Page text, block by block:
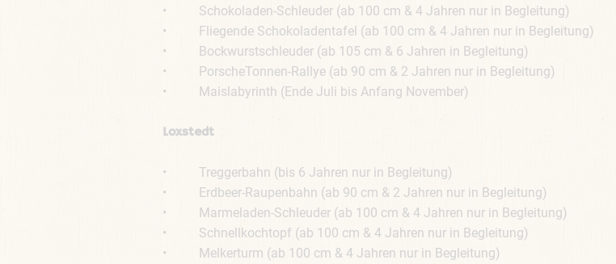
• Schokoladen-Schleuder (ab 100 cm & 4 Jahren nur in Begleitung)
• Fliegende Schokoladentafel (ab 100 cm & 4 Jahren nur in Begleitung)
• Bockwurstschleuder (ab 105 cm & 6 Jahren in Begleitung)
• PorscheTonnen-Rallye (ab 90 cm & 2 Jahren nur in Begleitung)
• Maislabyrinth (Ende Juli bis Anfang November)
Loxstedt
• Treggerbahn (bis 6 Jahren nur in Begleitung)
• Erdbeer-Raupenbahn (ab 90 cm & 2 Jahren nur in Begleitung)
• Marmeladen-Schleuder (ab 100 cm & 4 Jahren nur in Begleitung)
• Schnellkochtopf (ab 100 cm & 4 Jahren nur in Begleitung)
• Melkerturm (ab 100 cm & 4 Jahren nur in Begleitung)